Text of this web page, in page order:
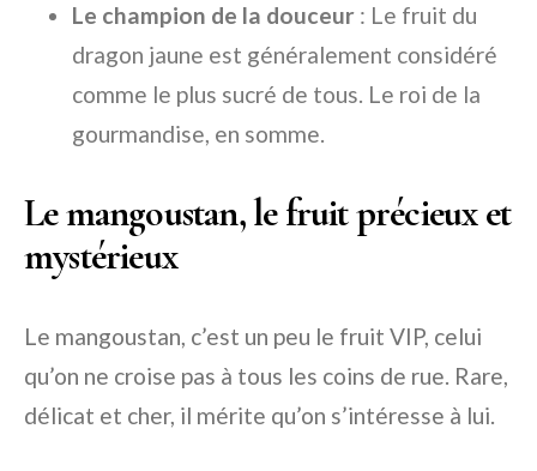
Le champion de la douceur : Le fruit du
dragon jaune est généralement considéré
comme le plus sucré de tous. Le roi de la
gourmandise, en somme.
Le mangoustan, le fruit précieux et
mystérieux
Le mangoustan, c’est un peu le fruit VIP, celui
qu’on ne croise pas à tous les coins de rue. Rare,
délicat et cher, il mérite qu’on s’intéresse à lui.